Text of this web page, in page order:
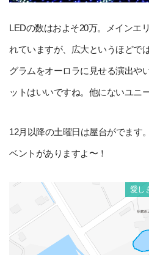
LEDの数はおよそ20万。メインエ
れていますが、広大というほどで
グラムをオーロラに見せる演出や
ットはいいですね。他にないユニ
12月以降の土曜日は屋台がでます
ベントがありますよ〜！
愛し